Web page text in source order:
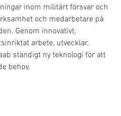
inom militärt försvar och
och medarbetare på
Genom innovativt,
arbete, utvecklar,
ständigt ny teknologi för att
behov.